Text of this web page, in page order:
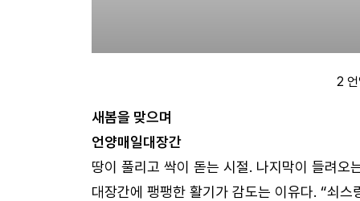
2
새봄을 맞으며
언양매일대장간
땅이 풀리고 싹이 돋는 시절. 나지막이 들려
대장간에 팽팽한 활기가 감도는 이유다. “쇠